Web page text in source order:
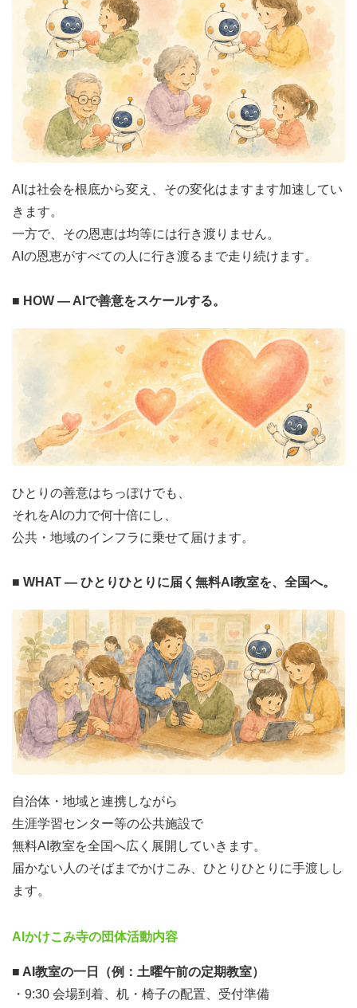
AIは社会を根底から変え、その変化はますます加速してい
きます。
一方で、その恩恵は均等には行き渡りません。
AIの恩恵がすべての人に行き渡るまで走り続けます。
■ HOW ― AIで善意をスケールする。
ひとりの善意はちっぽけでも、
それをAIの力で何十倍にし、
公共・地域のインフラに乗せて届けます。
■ WHAT ― ひとりひとりに届く無料AI教室を、全国へ。
自治体・地域と連携しながら
生涯学習センター等の公共施設で
無料AI教室を全国へ広く展開していきます。
届かない人のそばまでかけこみ、ひとりひとりに手渡しし
ます。
AIかけこみ寺の団体活動内容
■ AI教室の一日（例：土曜午前の定期教室）
・9:30 会場到着、机・椅子の配置、受付準備